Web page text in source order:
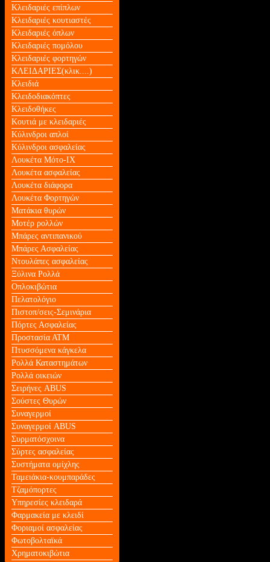
Κλειδαριές επίπλων
Κλειδαριές κουτιαστές
Κλειδαριές όπλων
Κλειδαριές πομόλου
Κλειδαριές φορτηγών
ΚΛΕΙΔΑΡΙΕΣ(κλικ....)
Κλειδιά
Κλειδοδιακόπτες
Κλειδοθήκες
Κουτιά με κλειδαριές
Κύλινδροι απλοί
Κύλινδροι ασφαλείας
Λουκέτα Mότο-ΙΧ
Λουκέτα ασφαλείας
Λουκέτα διάφορα
Λουκέτα Φορτηγών
Ματάκια θυρών
Μοτέρ ρολλών
Μπάρες αντιπανικού
Μπάρες Ασφαλείας
Ντουλάπες ασφαλείας
Ξύλινα Ρολλά
Οπλοκιβώτια
Πελατολόγιο
Πιστοπ/σεις-Σεμινάρια
Πόρτες Ασφαλείας
Προστασία ΑΤΜ
Πτυσσόμενα κάγκελα
Ρολλά Καταστημάτων
Ρολλά οικειών
Σειρήνες ABUS
Σούστες Θυρών
Συναγερμοί
Συναγερμοί ABUS
Συρματόσχοινα
Σύρτες ασφαλείας
Συστήματα ομίχλης
Ταμειάκια-κουμπαράδες
Τζαμόπορτες
Υπηρεσίες κλειδαρά
Φαρμακεία με κλειδί
Φοριαμοί ασφαλείας
Φωτοβολταϊκά
Χρηματοκιβώτια